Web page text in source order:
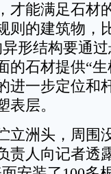
才能满足石材
则的建筑物，
形结构要通
的石材提供“
进一步定位和
层。
洲头，周围
责人向记者透